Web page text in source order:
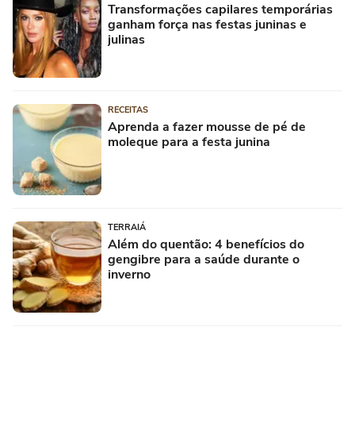
Transformações capilares temporárias
ganham força nas festas juninas e
julinas
RECEITAS
Aprenda a fazer mousse de pé de
moleque para a festa junina
TERRAIÁ
Além do quentão: 4 benefícios do
gengibre para a saúde durante o
inverno